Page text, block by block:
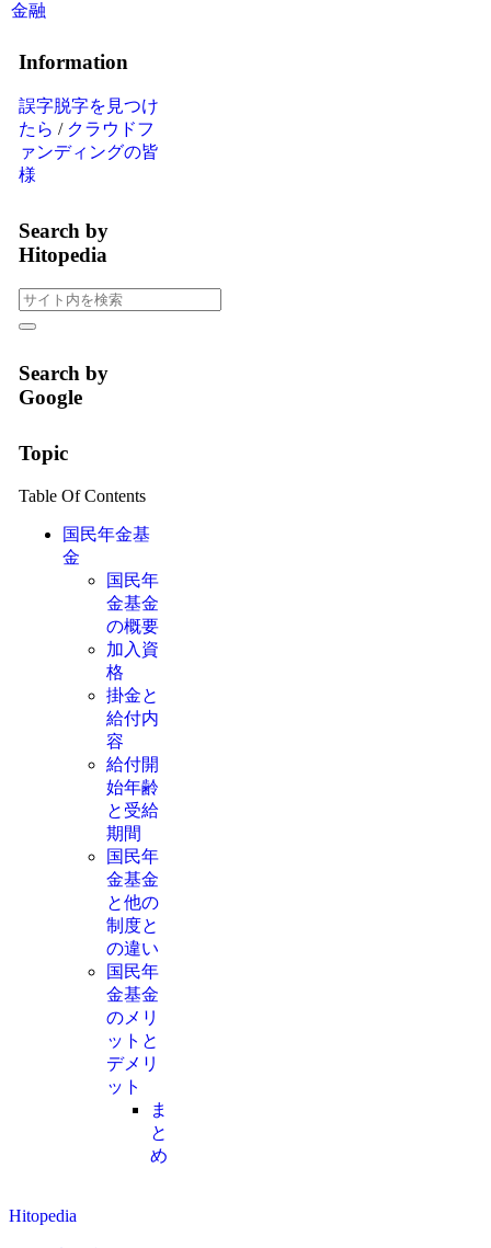
金融
Information
誤字脱字を見つけ
たら / クラウドフ
ァンディングの皆
様
Search by
Hitopedia
Search by
Google
Topic
Table Of Contents
国民年金基
金
国民年
金基金
の概要
加入資
格
掛金と
給付内
容
給付開
始年齢
と受給
期間
国民年
金基金
と他の
制度と
の違い
国民年
金基金
のメリ
ットと
デメリ
ット
ま
と
め
Hitopedia